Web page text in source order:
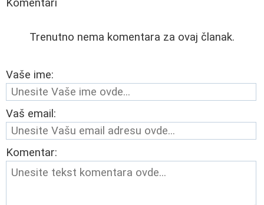
Komentari
Trenutno nema komentara za ovaj članak.
Vaše ime:
Vaš email:
Komentar: